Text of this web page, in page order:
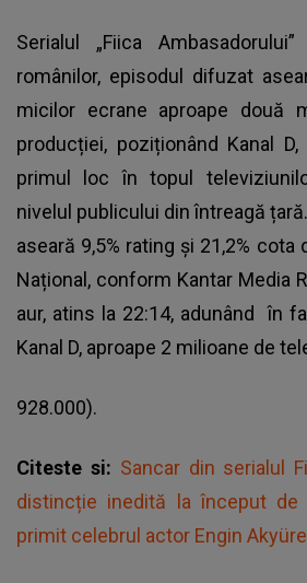
Serialul „Fiica
românilor, episodul difuzat
micilor ecrane aproape două
producției, poziționând Kanal
primul loc în topul
nivelul publicului din întreagă
aseară 9,5% rating și 21,2% cota
Național, conform Kantar Media
aur, atins la 22:14, adunând în
Kanal D, aproape 2 milioane de
928.000).
Citeste si: Sancar din serialul
distincție inedită la început
primit celebrul actor Engin